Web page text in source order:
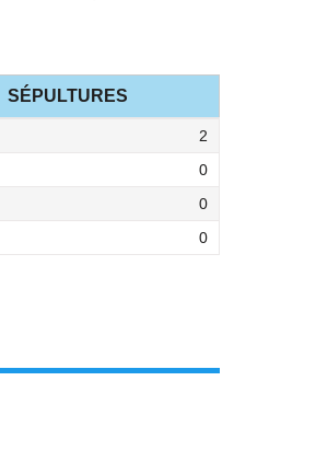
SÉPULTURES
2
0
0
0